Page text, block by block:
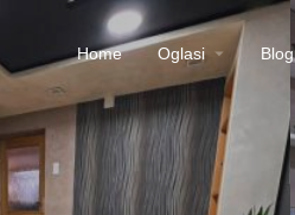
Home Oglasi Blog